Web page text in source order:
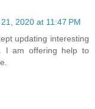
2020 at 11:47 PM
updating interesting
I am offering help to